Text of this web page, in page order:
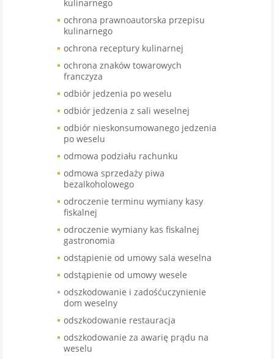
kulinarnego
ochrona prawnoautorska przepisu
kulinarnego
ochrona receptury kulinarnej
ochrona znaków towarowych
franczyza
odbiór jedzenia po weselu
odbiór jedzenia z sali weselnej
odbiór nieskonsumowanego jedzenia
po weselu
odmowa podziału rachunku
odmowa sprzedaży piwa
bezalkoholowego
odroczenie terminu wymiany kasy
fiskalnej
odroczenie wymiany kas fiskalnej
gastronomia
odstąpienie od umowy sala weselna
odstąpienie od umowy wesele
odszkodowanie i zadośćuczynienie
dom weselny
odszkodowanie restauracja
odszkodowanie za awarię prądu na
weselu